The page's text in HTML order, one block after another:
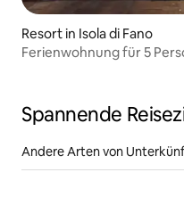
Resort in Isola di Fano
Ferienwohnung für 5
Spannende
Andere Arten von